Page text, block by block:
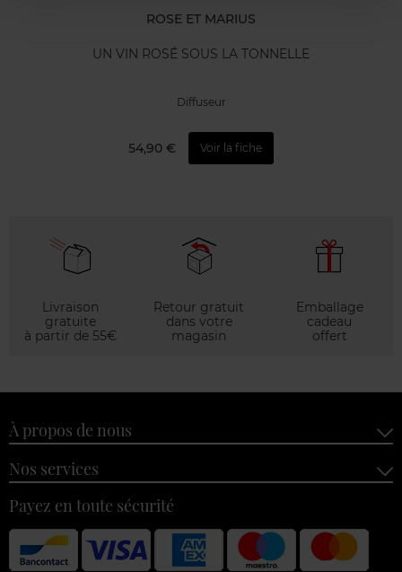
ROSE ET MARIUS
UN VIN ROSÉ SOUS LA TONNELLE
Diffuseur
54,90 € Voir la fiche
Livraison
gratuite
à partir de 55€
Retour gratuit
dans votre
magasin
Emballage
cadeau
offert
À propos de nous
Nos services
Payez en toute sécurité